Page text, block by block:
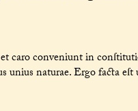
caro conveniunt in
naturae. Ergo facta